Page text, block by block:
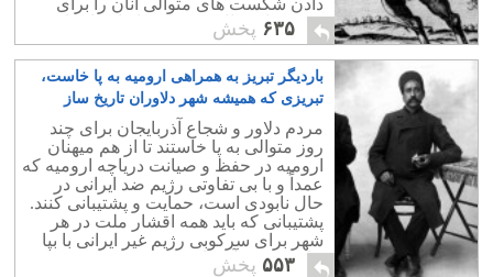
دادن شکست های متوالی آنان را برای
همیشه از خیال تصرف به ایران باز داشت.
۶۳۵ پخش
باردیگر تبریز به همراهی ارومیه به پا خاست،
تبریزی که همیشه شهر دلاوران تاریخ ساز
مملکت ما بوده است
مردم دلاور و شجاع آذربایجان برای چند
روز متوالی به پا خاستند تا از هم میهنان
ارومیه در حفظ و صیانت دریاچه ارومیه که
عمداً و با بی تفاوتی رژیم ضد ایرانی در
حال نابودی است، حمایت و پشتیبانی کنند.
پشتیبانی که باید همه اقشار ملت در هر
شهر برای سرکوبی رژیم غیر ایرانی با بپا
خاستن خود آن را همراهی کنند.
۵۵۳ پخش